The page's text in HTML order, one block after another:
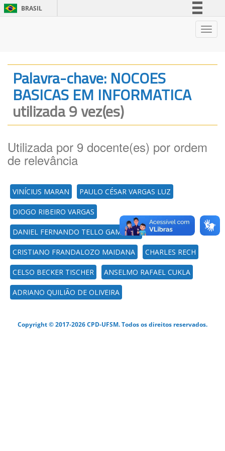
BRASIL
Legislação
Canais
Palavra-chave: NOCOES
BASICAS EM INFORMATICA
utilizada 9 vez(es)
Utilizada por 9 docente(es) por ordem
de relevância
VINÍCIUS MARAN PAULO CÉSAR VARGAS LUZ
DIOGO RIBEIRO VARGAS
DANIEL FERNANDO TELLO GAMARRA
CRISTIANO FRANDALOZO MAIDANA CHARLES RECH
CELSO BECKER TISCHER ANSELMO RAFAEL CUKLA
ADRIANO QUILIÃO DE OLIVEIRA
Copyright © 2017-2026 CPD-UFSM. Todos os direitos reservados.